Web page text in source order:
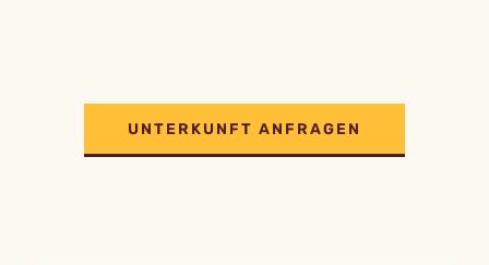
UNTERKUNFT ANFRAGEN